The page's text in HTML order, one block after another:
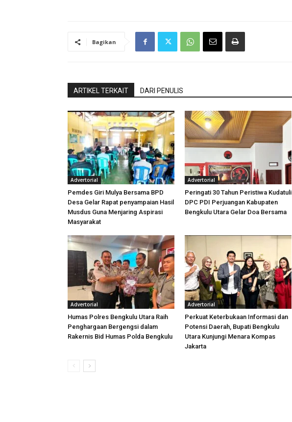
Bagikan
ARTIKEL TERKAIT DARI PENULIS
Advertorial
Pemdes Giri Mulya Bersama BPD
Desa Gelar Rapat penyampaian Hasil
Musdus Guna Menjaring Aspirasi
Masyarakat
Advertorial
Peringati 30 Tahun Peristiwa Kudatuli
DPC PDI Perjuangan Kabupaten
Bengkulu Utara Gelar Doa Bersama
Advertorial
Humas Polres Bengkulu Utara Raih
Penghargaan Bergengsi dalam
Rakernis Bid Humas Polda Bengkulu
Advertorial
Perkuat Keterbukaan Informasi dan
Potensi Daerah, Bupati Bengkulu
Utara Kunjungi Menara Kompas
Jakarta